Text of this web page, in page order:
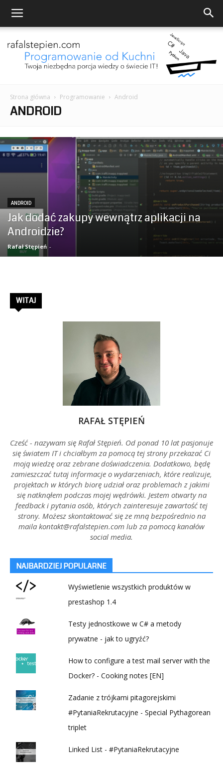
od
Kuchni
Strona główna Programowanie Android
ANDROID
ANDROID
Jak dodać zakupy wewnątrz aplikacji na
Androidzie?
Rafał Stępień -
WITAJ
RAFAŁ STĘPIEŃ
Cześć - nazywam się Rafał Stępień. Od ponad 10 lat pasjonuje
się światem IT i chciałbym za pomocą tej strony przekazać Ci
moją wiedzę oraz zebrane doświadczenia. Dodatkowo, będę
zamieszczać tutaj informacje o wydarzeniach, które realizuje,
projektach w których biorę udział oraz problemach z jakimi
się natknąłem podczas mojej wędrówki. Jestem otwarty na
feedback i pytania osób, których zainteresuje zawartość tej
strony. Możesz skontaktować się ze mną bezpośrednio na
maila kontakt@rafalstepien.com lub za pomocą kanałów
social media.
NAJBARDZIEJ POPULARNE
Wyświetlenie wszystkich produktów w
prestashop 1.4
Testy jednostkowe w C# a metody
prywatne - jak to ugryźć?
How to configure a test mail server with the
Docker? - Cooking notes [EN]
Zadanie z trójkami pitagorejskimi
#PytaniaRekrutacyjne - Special Pythagorean
triplet
Linked List - #PytaniaRekrutacyjne